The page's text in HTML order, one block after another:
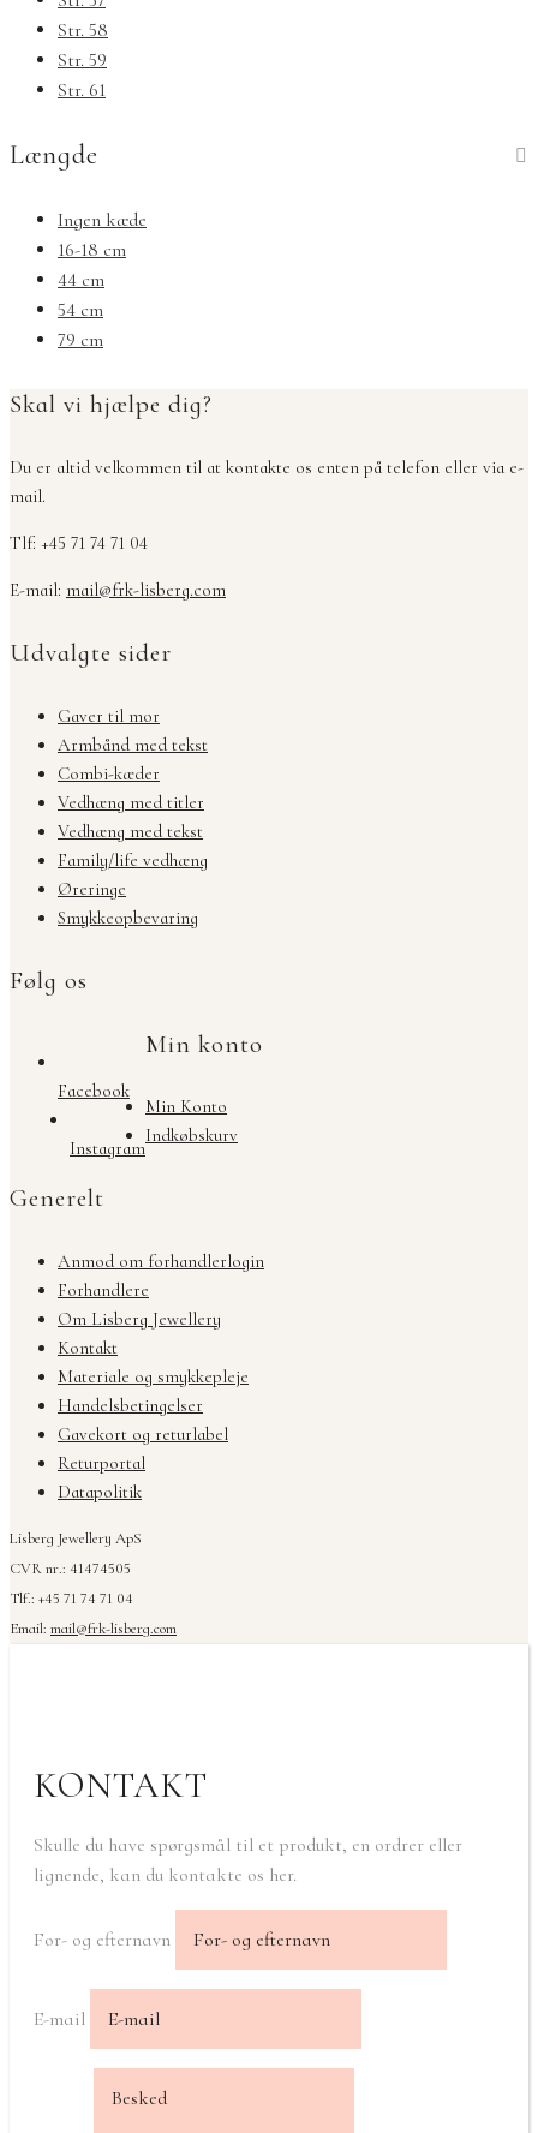
Str. 58
Str. 59
Str. 61
Længde
Ingen kæde
16-18 cm
44 cm
54 cm
79 cm
Skal vi hjælpe dig?
Du er altid velkommen til at kontakte os enten på telefon eller via e-
mail.
Tlf: +45 71 74 71 04
E-mail: mail@frk-lisberg.com
Udvalgte sider
Gaver til mor
Armbånd med tekst
Combi-kæder
Vedhæng med titler
Vedhæng med tekst
Family/life vedhæng
Øreringe
Smykkeopbevaring
Følg os
Facebook
Instagram
Min konto
Min Konto
Indkøbskurv
Generelt
Anmod om forhandlerlogin
Forhandlere
Om Lisberg Jewellery
Kontakt
Materiale og smykkepleje
Handelsbetingelser
Gavekort og returlabel
Returportal
Datapolitik
Lisberg Jewellery ApS
CVR nr.: 41474505
Tlf.: +45 71 74 71 04
Email: mail@frk-lisberg.com
KONTAKT
Skulle du have spørgsmål til et produkt, en ordrer eller
lignende, kan du kontakte os her.
For- og efternavn
E-mail